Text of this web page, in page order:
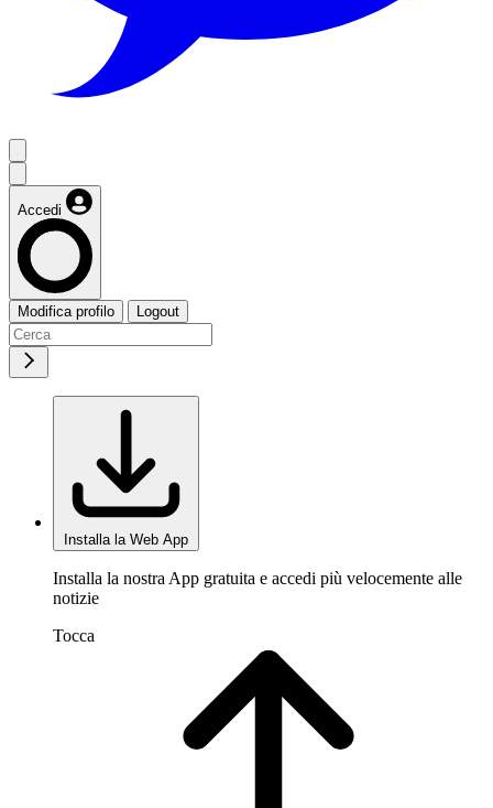
Accedi
Modifica profilo Logout
Installa la Web App
Installa la nostra App gratuita e accedi più velocemente alle
notizie
Tocca